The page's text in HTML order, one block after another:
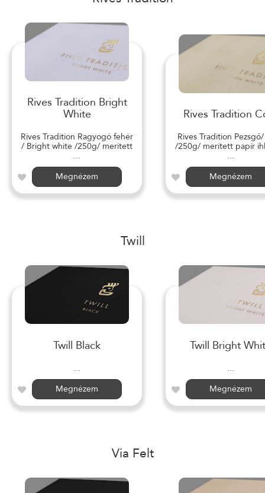
Rives Tradition Bright
White
Rives Tradition Ragyogó fehér
/ Bright white /250g/ merített
...
Megnézem
Rives Tradition
Rives Tradition
/250g/ merített papír
...
Megnézem
Twill
Twill Black
...
Megnézem
Twill Bright
...
Megnézem
Via Felt